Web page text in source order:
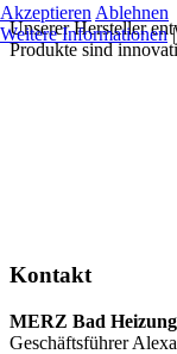
Unserer Hersteller
Produkte sind
Kontakt
MERZ Bad
Geschäftsführer
Akzeptieren Ablehnen
Weitere Informationen